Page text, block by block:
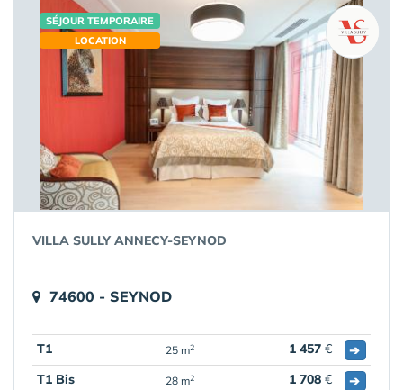
SÉJOUR TEMPORAIRE
LOCATION
VILLA SULLY ANNECY-SEYNOD
74600 - SEYNOD
T1 25 m2 1 457 €
➔
T1 Bis
28 m2 1 708 €
➔